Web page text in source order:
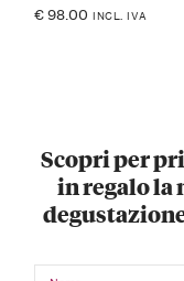
€98.00 INCL. IVA
Scopri per
in regalo la